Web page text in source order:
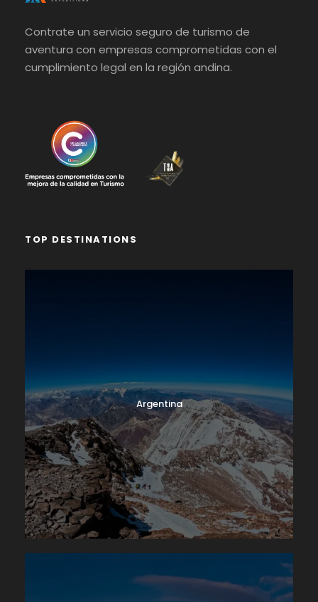
Contrate un servicio seguro de turismo de
aventura con empresas comprometidas con el
cumplimiento legal en la región andina.
TOP DESTINATIONS
Argentina